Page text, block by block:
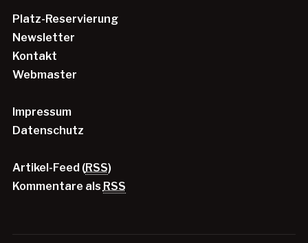
Platz-Reservierung
Newsletter
Kontakt
Webmaster
Impressum
Datenschutz
Artikel-Feed (RSS)
Kommentare als RSS